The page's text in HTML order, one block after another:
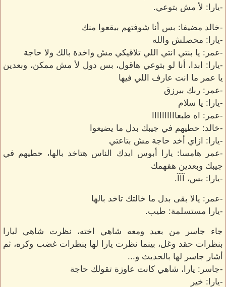
-يارا: لأ مش بتوعي.
-خالد مضيفا: بس أنا شوفتهم بيقعوا منك
-يارا: محصلش والله
-عمر: يا بنتي انتي اللي تلاقيكي مش واخدة بالك ولا حاجة
-يارا: ابدا، أنا لو بتوعي هاقول، بس دول لأ مش ممكن، وبعدين
يا عمر ما انت عارف اللي فيها
-عمر: ربك بيرزق
-يارا: يا سلام
-عمر: اه طبعاااااااااا
-خالد: حطيهم في جيبك بدل ما يضيعوا
-يارا: ازاي أخد حاجة مش بتاعتي
-عمر هامسا: يارا أبوس ايدك الناس هتاخد بالها، حطيهم في
جيبك وبعدين هفهمك
-يارا: بس، آآآ.
-عمر: يالا بقى بدل ما خالتك تاخد بالها
-يارا مستسلمة: طيب.
جاء جاسر من بعيد ومعه شاهي اخته، نظرت شاهي ليارا
بنظرات حقد وغل، بينما نظرت يارا لها بنظرات غضب وكره، ثم
أشار جاسر لها بالحديث و...
-جاسر: يارا، شاهي كانت عاوزة تقولك حاجة
-يارا: خير